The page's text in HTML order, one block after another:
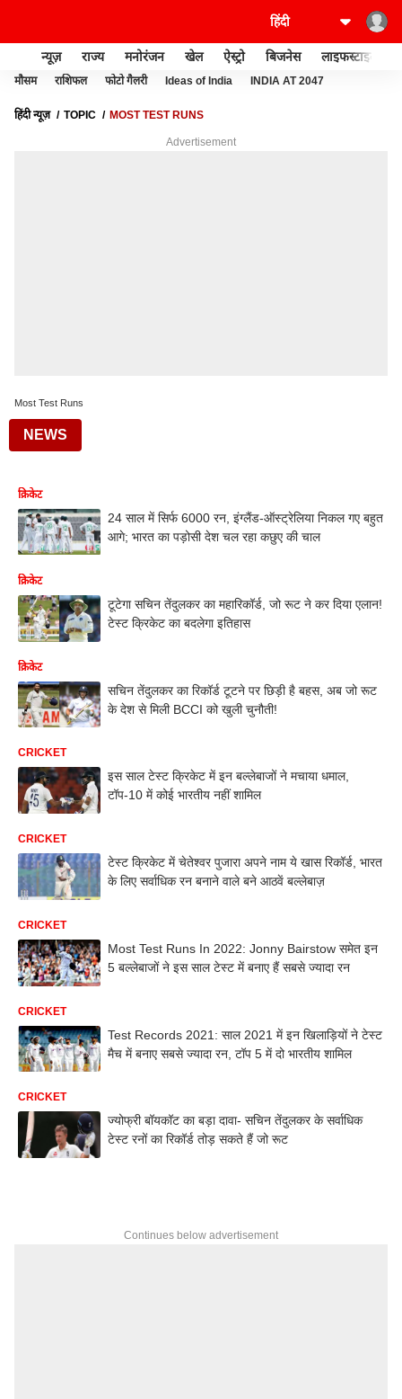
न्यूज़ राज्य मनोरंजन खेल ऐस्ट्रो बिजनेस लाइफस्टाइल
मौसम राशिफल फोटो गैलरी Ideas of India INDIA AT 2047
हिंदी न्यूज़ TOPIC MOST TEST RUNS
Advertisement
Most Test Runs
NEWS
क्रिकेट
24 साल में सिर्फ 6000 रन, इंग्लैंड-ऑस्ट्रेलिया निकल गए बहुत
आगे; भारत का पड़ोसी देश चल रहा कछुए की चाल
क्रिकेट
टूटेगा सचिन तेंदुलकर का महारिकॉर्ड, जो रूट ने कर दिया एलान!
टेस्ट क्रिकेट का बदलेगा इतिहास
क्रिकेट
सचिन तेंदुलकर का रिकॉर्ड टूटने पर छिड़ी है बहस, अब जो रूट
के देश से मिली BCCI को खुली चुनौती!
CRICKET
इस साल टेस्ट क्रिकेट में इन बल्लेबाजों ने मचाया धमाल,
टॉप-10 में कोई भारतीय नहीं शामिल
CRICKET
टेस्ट क्रिकेट में चेतेश्वर पुजारा अपने नाम ये खास रिकॉर्ड, भारत
के लिए सर्वाधिक रन बनाने वाले बने आठवें बल्लेबाज़
CRICKET
Most Test Runs In 2022: Jonny Bairstow समेत इन
5 बल्लेबाजों ने इस साल टेस्ट में बनाए हैं सबसे ज्यादा रन
CRICKET
Test Records 2021: साल 2021 में इन खिलाड़ियों ने टेस्ट
मैच में बनाए सबसे ज्यादा रन, टॉप 5 में दो भारतीय शामिल
CRICKET
ज्योफ्री बॉयकॉट का बड़ा दावा- सचिन तेंदुलकर के सर्वाधिक
टेस्ट रनों का रिकॉर्ड तोड़ सकते हैं जो रूट
Continues below advertisement